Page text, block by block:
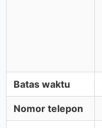
Batas waktu
Nomor telepon